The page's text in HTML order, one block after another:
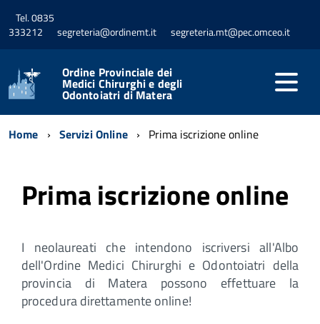
Tel. 0835
333212
segreteria@ordinemt.it segreteria.mt@pec.omceo.it
Ordine Provinciale dei
Medici Chirurghi e degli
Odontoiatri di Matera
Home Servizi Online Prima iscrizione online
Prima iscrizione online
I neolaureati che intendono iscriversi all'Albo
dell'Ordine Medici Chirurghi e Odontoiatri della
provincia di Matera possono effettuare la
procedura direttamente online!